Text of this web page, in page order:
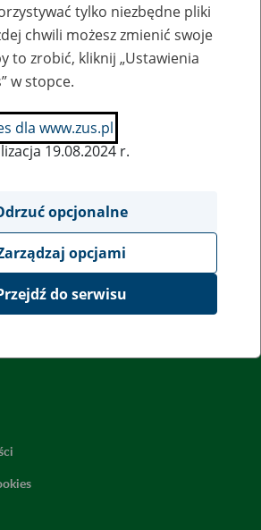
tylko niezbędne pliki
chwili możesz zmienić swoje
to zrobić, kliknij „Ustawienia
w stopce.
dla www.zus.pl
19.08.2024 r.
opcjonalne
opcjami
do serwisu